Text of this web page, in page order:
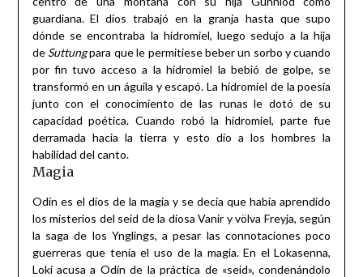
guardiana. El dios trabajó en la granja hasta que supo
dónde se encontraba la hidromiel, luego sedujo a la hija
de Suttungpara que le permitiese beber un sorbo y cuando
por fin tuvo acceso a la hidromiel la bebió de golpe, se
transformó en un águila y escapó. La hidromiel de la poesía
junto con el conocimiento de las runas le dotó de su
capacidad poética. Cuando robó la hidromiel, parte fue
derramada hacia la tierra y esto dio a los hombres la
habilidad del canto.
Magia
Odín es el dios de la magia y se decía que había aprendido
los misterios del seid de la diosa Vanir y völva Freyja, según
la saga de los Ynglings, a pesar las connotaciones poco
guerreras que tenía el uso de la magia. En el Lokasenna,
Loki acusa a Odín de la práctica de «seid», condenándolo